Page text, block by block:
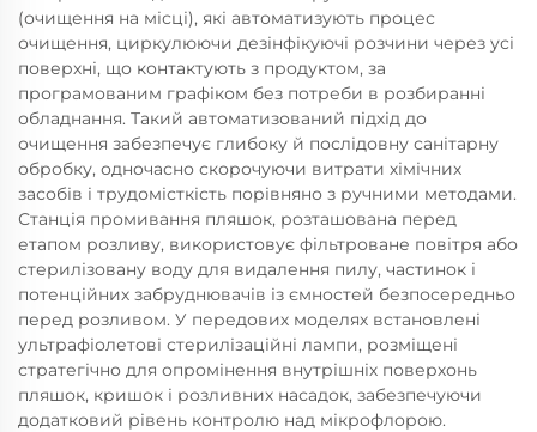
(очищення на місці), які автоматизують процес
очищення, циркулюючи дезінфікуючі розчини через усі
поверхні, що контактують з продуктом, за
програмованим графіком без потреби в розбиранні
обладнання. Такий автоматизований підхід до
очищення забезпечує глибоку й послідовну санітарну
обробку, одночасно скорочуючи витрати хімічних
засобів і трудомісткість порівняно з ручними методами.
Станція промивання пляшок, розташована перед
етапом розливу, використовує фільтроване повітря або
стерилізовану воду для видалення пилу, частинок і
потенційних забруднювачів із ємностей безпосередньо
перед розливом. У передових моделях встановлені
ультрафіолетові стерилізаційні лампи, розміщені
стратегічно для опромінення внутрішніх поверхонь
пляшок, кришок і розливних насадок, забезпечуючи
додатковий рівень контролю над мікрофлорою.